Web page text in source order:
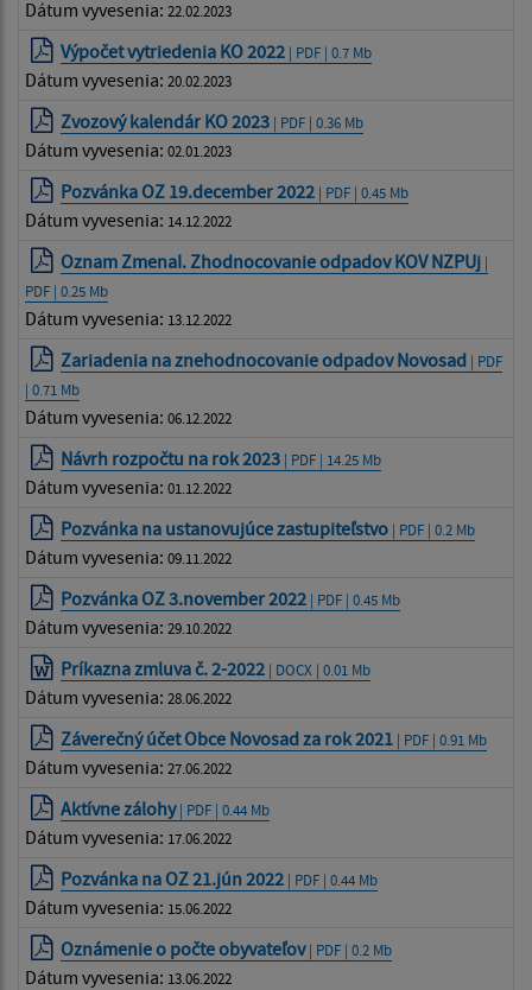
Dátum vyvesenia: 22.02.2023
Výpočet vytriedenia KO 2022 | PDF | 0.7 Mb
Dátum vyvesenia: 20.02.2023
Zvozový kalendár KO 2023 | PDF | 0.36 Mb
Dátum vyvesenia: 02.01.2023
Pozvánka OZ 19.december 2022 | PDF | 0.45 Mb
Dátum vyvesenia: 14.12.2022
Oznam ZmenaI. Zhodnocovanie odpadov KOV NZPUj |
PDF | 0.25 Mb
Dátum vyvesenia: 13.12.2022
Zariadenia na znehodnocovanie odpadov Novosad | PDF
| 0.71 Mb
Dátum vyvesenia: 06.12.2022
Návrh rozpočtu na rok 2023 | PDF | 14.25 Mb
Dátum vyvesenia: 01.12.2022
Pozvánka na ustanovujúce zastupiteľstvo | PDF | 0.2 Mb
Dátum vyvesenia: 09.11.2022
Pozvánka OZ 3.november 2022 | PDF | 0.45 Mb
Dátum vyvesenia: 29.10.2022
Príkazna zmluva č. 2-2022 | DOCX | 0.01 Mb
Dátum vyvesenia: 28.06.2022
Záverečný účet Obce Novosad za rok 2021 | PDF | 0.91 Mb
Dátum vyvesenia: 27.06.2022
Aktívne zálohy| PDF | 0.44 Mb
Dátum vyvesenia: 17.06.2022
Pozvánka na OZ 21.jún 2022 | PDF | 0.44 Mb
Dátum vyvesenia: 15.06.2022
Oznámenie o počte obyvateľov| PDF | 0.2 Mb
Dátum vyvesenia: 13.06.2022